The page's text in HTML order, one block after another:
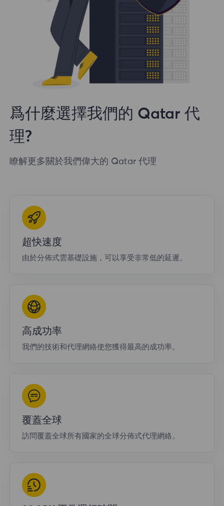
爲什麼選擇我們的 Qatar 代
理?
瞭解更多關於我們偉大的 Qatar 代理
超快速度
由於分佈式雲基礎設施，可以享受非常低的延遲。
高成功率
我們的技術和代理網絡使您獲得最高的成功率。
覆蓋全球
訪問覆蓋全球所有國家的全球分佈式代理網絡。